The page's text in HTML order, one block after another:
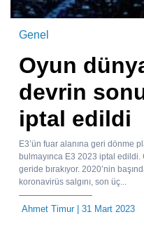
Genel
Oyun
devrin
iptal edildi
E3’ün fuar alanına geri dönme
bulmayınca E3 2023 iptal edildi.
geride bırakıyor. 2020’nin
koronavirüs salgını, son üç...
Ahmet Timur| 31 Mart 2023